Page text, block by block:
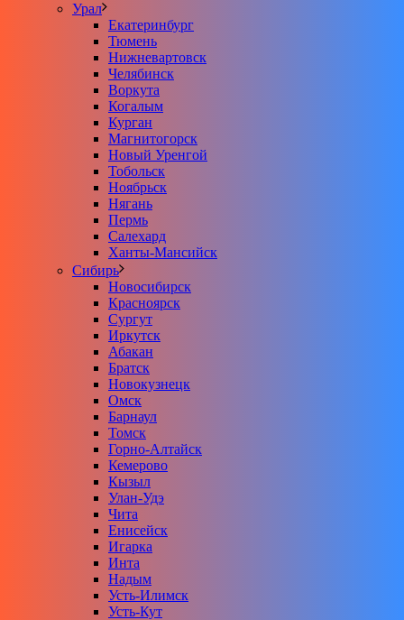
Урал
Екатеринбург
Тюмень
Нижневартовск
Челябинск
Воркута
Когалым
Курган
Магнитогорск
Новый Уренгой
Тобольск
Ноябрьск
Нягань
Пермь
Салехард
Ханты-Мансийск
Сибирь
Новосибирск
Красноярск
Сургут
Иркутск
Абакан
Братск
Новокузнецк
Омск
Барнаул
Томск
Горно-Алтайск
Кемерово
Кызыл
Улан-Удэ
Чита
Енисейск
Игарка
Инта
Надым
Усть-Илимск
Усть-Кут